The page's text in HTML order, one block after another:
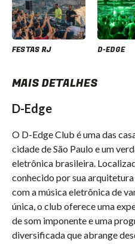
FESTAS RJ D-EDGE
MAIS DETALHES
D-Edge
O D-Edge Club é uma das
cidade de São Paulo e um
eletrônica brasileira.
conhecido por sua
com a música eletrônica de
única, o club oferece uma
de som imponente e uma
diversificada que abrange